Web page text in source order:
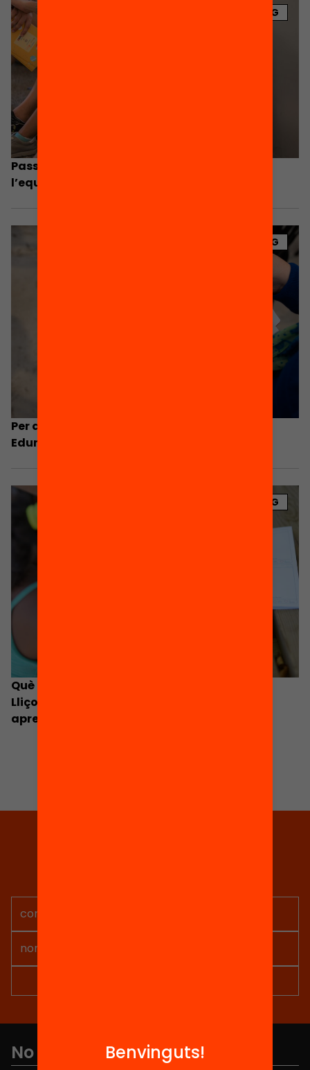
BLOG
Passaport Edunauta: continuem impulsant
l’equitat més enllà de l’escola
BLOG
Per què els territoris se sumen al Passaport
Edunauta?
BLOG
Què hem après amb el Passaport Edunauta?
Lliçons i reptes per seguir connectant
aprenentatges
No et perdis resBenvinguts!